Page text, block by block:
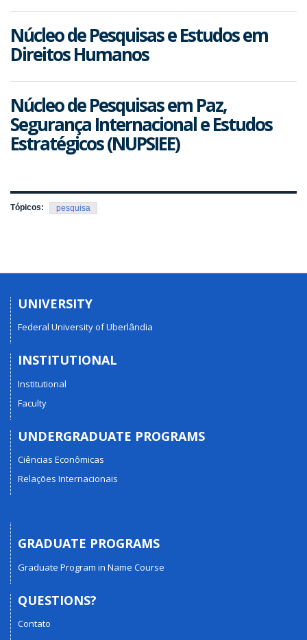
Núcleo de Pesquisas e Estudos em
Direitos Humanos
Núcleo de Pesquisas em Paz,
Segurança Internacional e Estudos
Estratégicos (NUPSIEE)
Tópicos: pesquisa
UNIVERSITY
Federal University of Uberlândia
INSTITUTIONAL
Institutional
Faculty
UNDERGRADUATE PROGRAMS
Ciências Econômicas
Relações Internacionais
GRADUATE PROGRAMS
Graduate Program in Name Course
QUESTIONS?
Contato